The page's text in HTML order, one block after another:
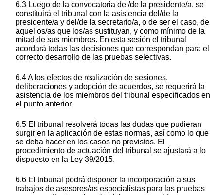
6.3 Luego de la convocatoria del/de la presidente/a, se
constituirá el tribunal con la asistencia del/de la
presidente/a y del/de la secretario/a, o de ser el caso, de
aquellos/as que los/as sustituyan, y como mínimo de la
mitad de sus miembros. En esta sesión el tribunal
acordará todas las decisiones que correspondan para el
correcto desarrollo de las pruebas selectivas.
6.4 A los efectos de realización de sesiones,
deliberaciones y adopción de acuerdos, se requerirá la
asistencia de los miembros del tribunal especificados en
el punto anterior.
6.5 El tribunal resolverá todas las dudas que pudieran
surgir en la aplicación de estas normas, así como lo que
se deba hacer en los casos no previstos. El
procedimiento de actuación del tribunal se ajustará a lo
dispuesto en la Ley 39/2015.
6.6 El tribunal podrá disponer la incorporación a sus
trabajos de asesores/as especialistas para las pruebas